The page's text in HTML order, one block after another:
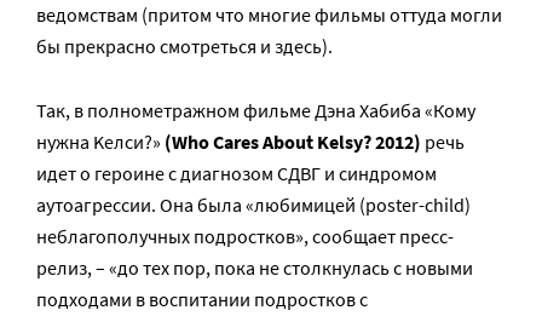
ведомствам (притом что многие фильмы оттуда могли
бы прекрасно смотреться и здесь).
Так, в полнометражном фильме Дэна Хабиба «Кому
нужна Kелси?» (Who Cares About Kelsy? 2012) речь
идет о героине с диагнозом СДВГ и синдромом
аутоагрессии. Она была «любимицей (poster-child)
неблагополучных подростков», сообщает пресс-
релиз, – «до тех пор, пока не столкнулась с новыми
подходами в воспитании подростков с